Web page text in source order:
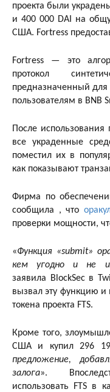
проекта были
и 400 000 DAI на
США. Fortress
Fortress — это
протокол
предназначенный для
пользователям в BNB
После
все украденные
поместил их в
как показывают
Фирма по
сообщила , что
проверки мощности,
«Функция «submit»
кем угодно и не
заявила BlockSec в
вызвал эту функцию
токена проекта FTS.
Кроме того,
США и купил 296
предложение,
залога».
использовать FTS в